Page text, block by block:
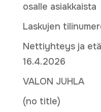
osalle asiakkaista
Laskujen
Nettiyhteys ja
16.4.2026
VALON JUHLA
(no title)